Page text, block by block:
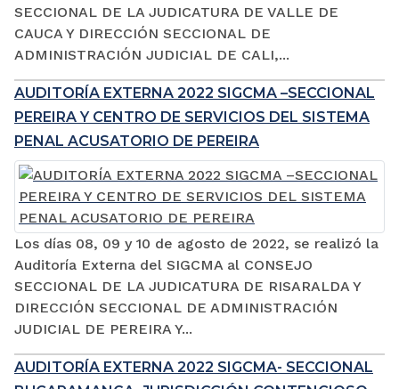
SECCIONAL DE LA JUDICATURA DE VALLE DE
CAUCA Y DIRECCIÓN SECCIONAL DE
ADMINISTRACIÓN JUDICIAL DE CALI,...
AUDITORÍA EXTERNA 2022 SIGCMA –SECCIONAL
PEREIRA Y CENTRO DE SERVICIOS DEL SISTEMA
PENAL ACUSATORIO DE PEREIRA
Los días 08, 09 y 10 de agosto de 2022, se realizó la
Auditoría Externa del SIGCMA al CONSEJO
SECCIONAL DE LA JUDICATURA DE RISARALDA Y
DIRECCIÓN SECCIONAL DE ADMINISTRACIÓN
JUDICIAL DE PEREIRA Y...
AUDITORÍA EXTERNA 2022 SIGCMA- SECCIONAL